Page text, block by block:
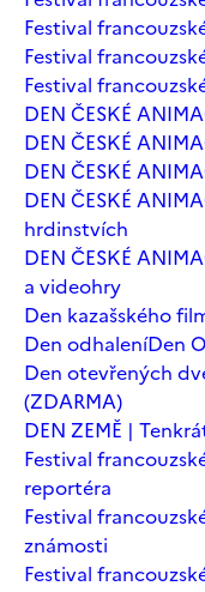
Festival
Festival
Festival
DEN ČESKÉ
DEN ČESKÉ
DEN ČESKÉ
DEN ČESKÉ
hrdinstvích
DEN ČESKÉ
a videohry
Den kazašského
Den odhaleníDen
Den otevřených
(ZDARMA)
DEN ZEMĚ |
Festival
reportéra
Festival
známosti
Festival